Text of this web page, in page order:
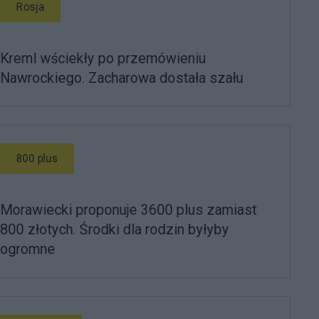
Rosja
Kreml wściekły po przemówieniu
Nawrockiego. Zacharowa dostała szału
800 plus
Morawiecki proponuje 3600 plus zamiast
800 złotych. Środki dla rodzin byłyby
ogromne